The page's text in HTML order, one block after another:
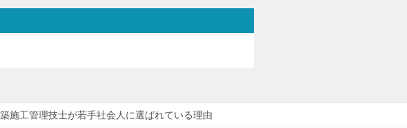
施工管理技士が若手社会人に選ばれている理由